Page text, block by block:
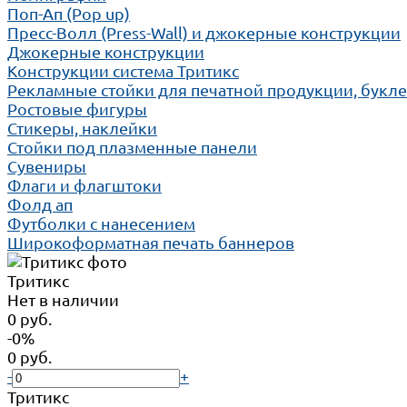
Поп-Ап (Pop up)
Пресс-Волл (Press-Wall) и джокерные конструкции
Джокерные конструкции
Конструкции система Тритикс
Рекламные стойки для печатной продукции,
Ростовые фигуры
Стикеры, наклейки
Стойки под плазменные панели
Сувениры
Флаги и флагштоки
Фолд ап
Футболки с нанесением
Широкоформатная печать баннеров
Тритикс
Нет в наличии
0 руб.
-0%
0 руб.
-
+
Тритикс